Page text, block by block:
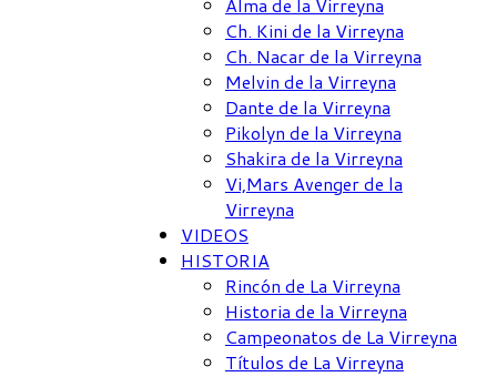
Alma de la Virreyna
Ch. Kini de la Virreyna
Ch. Nacar de la Virreyna
Melvin de la Virreyna
Dante de la Virreyna
Pikolyn de la Virreyna
Shakira de la Virreyna
Vi,Mars Avenger de la
Virreyna
VIDEOS
HISTORIA
Rincón de La Virreyna
Historia de la Virreyna
Campeonatos de La Virreyna
Títulos de La Virreyna